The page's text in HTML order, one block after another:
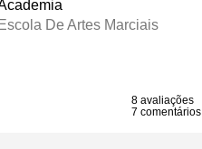
Escola De Artes Marciais
8 avaliações
7 comentários